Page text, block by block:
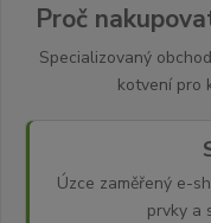
Proč
Specializovaný
kotvení pro
Úzce zaměřený e-
prvky a